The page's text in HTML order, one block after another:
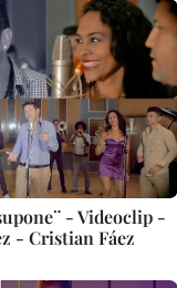
- Videoclip -
- Cristian Fáez